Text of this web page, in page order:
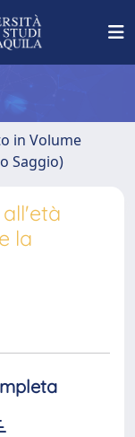
in Volume
Saggio)
all'età
la